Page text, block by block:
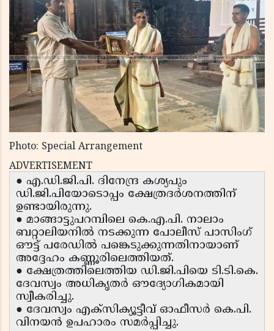
Photo: Special Arrangement
ADVERTISEMENT
● എ.ഡി.ജി.പി. ദിനേന്ദ്ര കശ്യപും
ഡി.ജി.പിയോടൊപ്പം ക്ഷേത്രദർശനത്തിന്
ഉണ്ടായിരുന്നു.
● മാങ്ങാട്ടുപറമ്പിലെ കെ.എ.പി. നാലാം
ബറ്റാലിയനിൽ നടക്കുന്ന പോലീസ് പാസിംഗ്
ഔട്ട് പരേഡിൽ പങ്കെടുക്കുന്നതിനായാണ്
അദ്ദേഹം കണ്ണൂരിലെത്തിയത്.
● ക്ഷേത്രത്തിലെത്തിയ ഡി.ജി.പിയെ ടി.ടി.കെ.
ദേവസ്വം അധികൃതർ ഔദ്യോഗികമായി
സ്വീകരിച്ചു.
● ദേവസ്വം എക്സിക്യൂട്ടീവ് ഓഫീസർ കെ.പി.
വിനയൻ ഉപഹാരം സമർപ്പിച്ചു.